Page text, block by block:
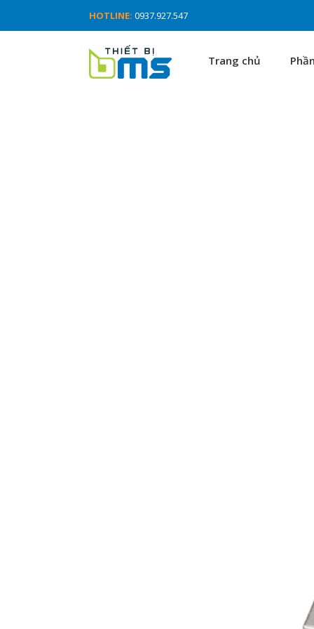
HOTLINE: 0937.927.547
Trang chủ